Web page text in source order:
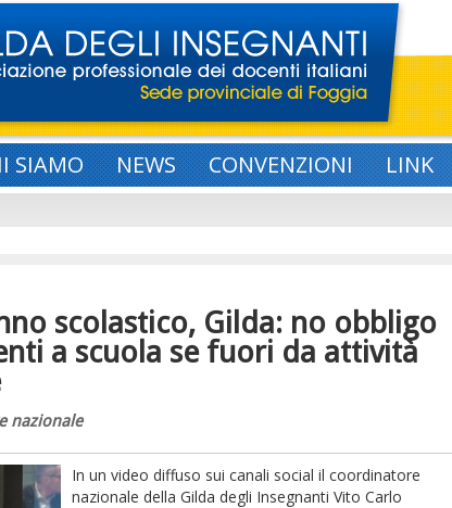
SIAMO NEWS CONVENZIONI LINK
scolastico, Gilda: no obbligo
a scuola se fuori da attività
nazionale
In un video diffuso sui canali social il coordinatore
nazionale della Gilda degli Insegnanti Vito Carlo